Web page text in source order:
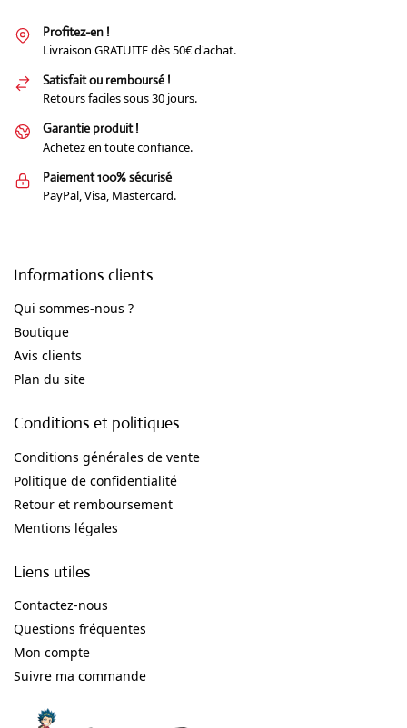
Profitez-en !
Livraison GRATUITE dès 50€ d'achat.
Satisfait ou remboursé !
Retours faciles sous 30 jours.
Garantie produit !
Achetez en toute confiance.
Paiement 100% sécurisé
PayPal, Visa, Mastercard.
Informations clients
Qui sommes-nous ?
Boutique
Avis clients
Plan du site
Conditions et politiques
Conditions générales de vente
Politique de confidentialité
Retour et remboursement
Mentions légales
Liens utiles
Contactez-nous
Questions fréquentes
Mon compte
Suivre ma commande